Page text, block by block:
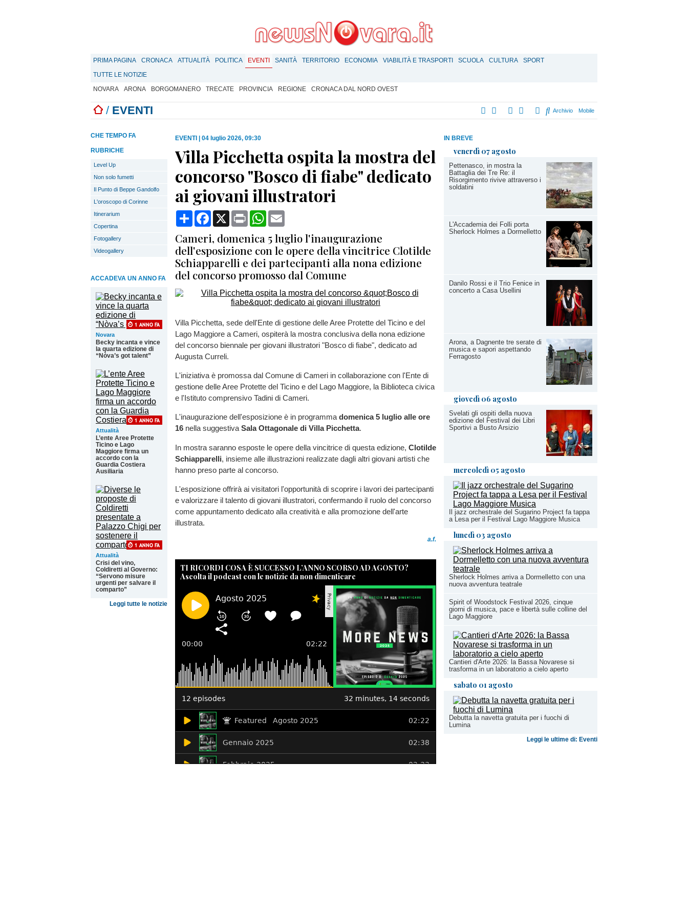
PRIMA PAGINA CRONACA ATTUALITÀ POLITICA EVENTI SANITÀ TERRITORIO ECONOMIA VIABILITÀ E TRASPORTI SCUOLA CULTURA
SPORT
TUTTE LE NOTIZIE
NOVARA
ARONA BORGOMANERO TRECATE PROVINCIA REGIONE CRONACA DAL NORD OVEST
/ EVENTI Archivio Mobile
IN BREVE
venerdì 07 agosto
Pettenasco, in mostra la
Battaglia dei Tre Re: il
Risorgimento rivive attraverso i
soldatini
L'Accademia dei Folli porta
Sherlock Holmes a Dormelletto
Danilo Rossi e il Trio Fenice in
concerto a Casa Usellini
Arona, a Dagnente tre serate di
musica e sapori aspettando
Ferragosto
giovedì 06 agosto
Svelati gli ospiti della nuova
edizione del Festival dei Libri
Sportivi a Busto Arsizio
mercoledì 05 agosto
Il jazz orchestrale del Sugarino Project fa tappa
a Lesa per il Festival Lago Maggiore Musica
lunedì 03 agosto
Sherlock Holmes arriva a Dormelletto con una
nuova avventura teatrale
Spirit of Woodstock Festival 2026, cinque
giorni di musica, pace e libertà sulle colline del
Lago Maggiore
Cantieri d'Arte 2026: la Bassa Novarese si
trasforma in un laboratorio a cielo aperto
sabato 01 agosto
Debutta la navetta gratuita per i fuochi di
Lumina
Leggi le ultime di: Eventi
CHE TEMPO FA
RUBRICHE
Level Up
Non solo fumetti
Il Punto di Beppe Gandolfo
L'oroscopo di Corinne
Itinerarium
Copertina
Fotogallery
Videogallery
ACCADEVA UN ANNO FA
Novara
Becky incanta e vince
la quarta edizione di
“Nòva’s got talent”
Attualità
L’ente Aree Protette
Ticino e Lago
Maggiore firma un
accordo con la
Guardia Costiera
Ausiliaria
Attualità
Crisi del vino,
Coldiretti al Governo:
“Servono misure
urgenti per salvare il
comparto”
Leggi tutte le notizie
EVENTI 04 luglio 2026, 09:30
Villa Picchetta ospita la mostra del
concorso "Bosco di fiabe" dedicato
ai giovani illustratori
CondividiFacebook
X Print WhatsApp
Cameri, domenica 5 luglio l'inaugurazione
dell'esposizione con le opere della vincitrice Clotilde
Schiapparelli e dei partecipanti alla nona edizione
del concorso promosso dal Comune
Villa Picchetta, sede dell'Ente di gestione delle Aree Protette del Ticino e del
Lago Maggiore a Cameri, ospiterà la mostra conclusiva della nona edizione
del concorso biennale per giovani illustratori "Bosco di fiabe", dedicato ad
Augusta Curreli.
L'iniziativa è promossa dal Comune di Cameri in collaborazione con l'Ente di
gestione delle Aree Protette del Ticino e del Lago Maggiore, la Biblioteca civica
e l'Istituto comprensivo Tadini di Cameri.
L'inaugurazione dell'esposizione è in programma domenica 5 luglio alle ore
16 nella suggestiva Sala Ottagonale di Villa Picchetta.
In mostra saranno esposte le opere della vincitrice di questa edizione, Clotilde
Schiapparelli, insieme alle illustrazioni realizzate dagli altri giovani artisti che
hanno preso parte al concorso.
L'esposizione offrirà ai visitatori l'opportunità di scoprire i lavori dei partecipanti
e valorizzare il talento di giovani illustratori, confermando il ruolo del concorso
come appuntamento dedicato alla creatività e alla promozione dell'arte
illustrata.
a.f.
TI RICORDI COSA È SUCCESSO L’ANNO SCORSO AD AGOSTO?
Ascolta il podcast con le notizie da non dimenticare